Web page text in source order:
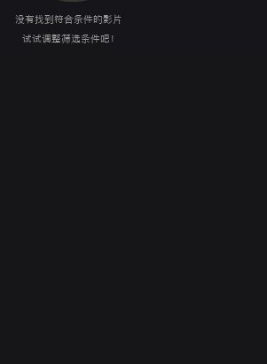
没有找到符合条件的影片
试试调整筛选条件吧！